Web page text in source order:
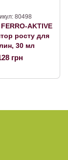
80498
AKTIVE
росту для
30 мл
грн